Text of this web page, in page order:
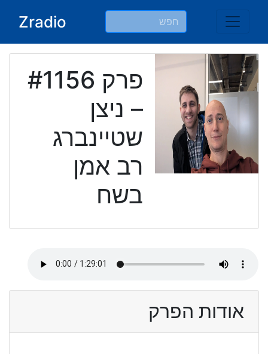
Zradio
פרק #1156
– ניצן
שטיינברג
רב אמן
בשח
אודות הפרק